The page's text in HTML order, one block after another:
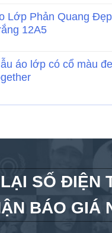
Lớp Phản Quang
12A5
áo lớp có cổ màu
SỐ ĐIỆN
BÁO GIÁ